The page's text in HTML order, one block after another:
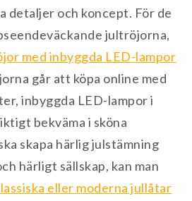
detaljer och koncept. För de
jultröjorna,
med inbyggda LED-lampor
går att köpa online med
inbyggda LED-lampor i
bekväma i sköna
skapa härlig julstämning
härligt sällskap, kan man
eller moderna jullåtar